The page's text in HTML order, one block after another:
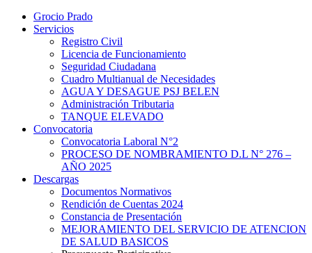
Grocio Prado
Servicios
Registro Civil
Licencia de Funcionamiento
Seguridad Ciudadana
Cuadro Multianual de Necesidades
AGUA Y DESAGUE PSJ BELEN
Administración Tributaria
TANQUE ELEVADO
Convocatoria
Convocatoria Laboral N°2
PROCESO DE NOMBRAMIENTO D.L N° 276 –
AÑO 2025
Descargas
Documentos Normativos
Rendición de Cuentas 2024
Constancia de Presentación
MEJORAMIENTO DEL SERVICIO DE ATENCION
DE SALUD BASICOS